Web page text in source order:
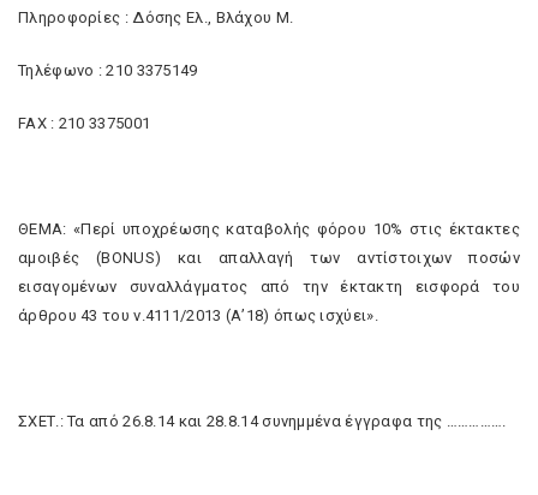
Πληροφορίες : Δόσης Ελ., Βλάχου Μ.
Τηλέφωνο : 210 3375149
FAX : 210 3375001
ΘΕΜΑ: «Περί υποχρέωσης καταβολής φόρου 10% στις έκτακτες
αμοιβές (BONUS) και απαλλαγή των αντίστοιχων ποσών
εισαγομένων συναλλάγματος από την έκτακτη εισφορά του
άρθρου 43 του ν.4111/2013 (Α’18) όπως ισχύει».
ΣΧΕΤ.: Τα από 26.8.14 και 28.8.14 συνημμένα έγγραφα της …………….